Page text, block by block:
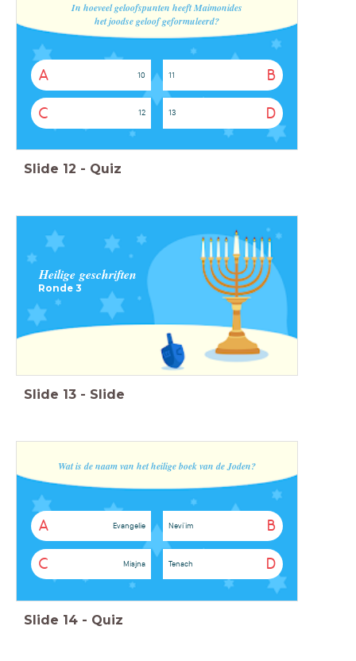
In hoeveel geloofspunten heeft Maimonides
het joodse geloof geformuleerd?
A 10 B
11
C 12 D
13
Slide 12 - Quiz
Heilige geschriften
Ronde 3
Slide 13 - Slide
Wat is de naam van het heilige boek van de Joden?
A Evangelie B
Nevi'im
C Misjna D
Tenach
Slide 14 - Quiz